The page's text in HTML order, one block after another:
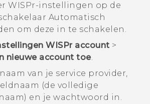
WISPr-instellingen op de
Automatisch
om deze in te schakelen.
WISPr account >
nieuwe account toe.
van je service provider,
(de volledige
en je wachtwoord in.